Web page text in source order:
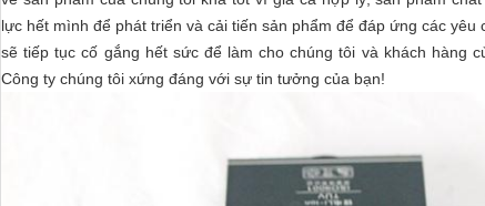
lực hết mình để phát triển và cải tiến sản phẩm để đáp ứng các
sẽ tiếp tục cố gắng hết sức để làm cho chúng tôi và khách hàng
Công ty chúng tôi xứng đáng với sự tin tưởng của bạn!